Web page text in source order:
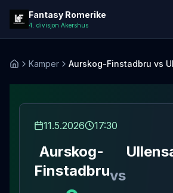
Fantasy Romerike
4. divisjon Akershus
Hjem Kamper Aurskog-Finstadbru vs
11.5.2026 17:30
Aurskog-
Finstadbruvs
Laster kampdetaljer...